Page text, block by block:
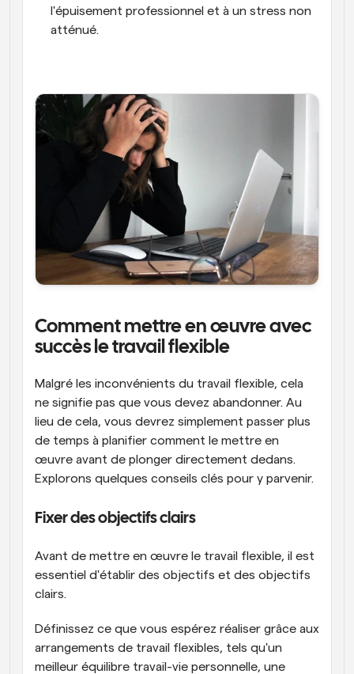
l'épuisement professionnel et à un stress non
atténué.
Comment mettre en œuvre avec
succès le travail flexible
Malgré les inconvénients du travail flexible, cela
ne signifie pas que vous devez abandonner. Au
lieu de cela, vous devrez simplement passer plus
de temps à planifier comment le mettre en
œuvre avant de plonger directement dedans.
Explorons quelques conseils clés pour y parvenir.
Fixer des objectifs clairs
Avant de mettre en œuvre le travail flexible, il est
essentiel d'établir des objectifs et des objectifs
clairs.
Définissez ce que vous espérez réaliser grâce aux
arrangements de travail flexibles, tels qu'un
meilleur équilibre travail-vie personnelle, une